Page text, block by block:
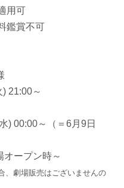
用可
鑑賞不可
21:00～
) 00:00～（＝6月9日
オープン時～
、劇場販売はございませんの